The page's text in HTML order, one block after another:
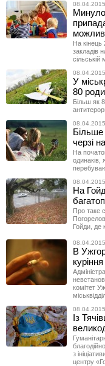
На
закладів
сільській
У
80
Більш як
Більше
черзі
На
одинаків,
На
Про таке
Гойди, де
В
комітет
Із
з
центру